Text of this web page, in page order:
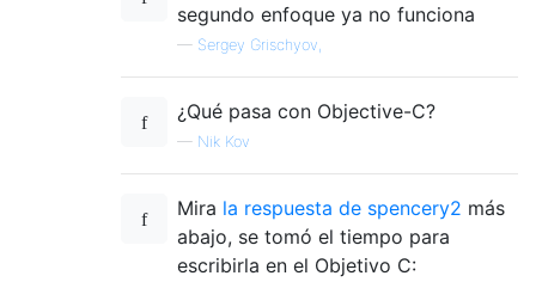
segundo enfoque ya no funciona
— Sergey Grischyov,
¿Qué pasa con Objective-C?
— Nik Kov
Mira la respuesta de spencery2 más
abajo, se tomó el tiempo para
escribirla en el Objetivo C: